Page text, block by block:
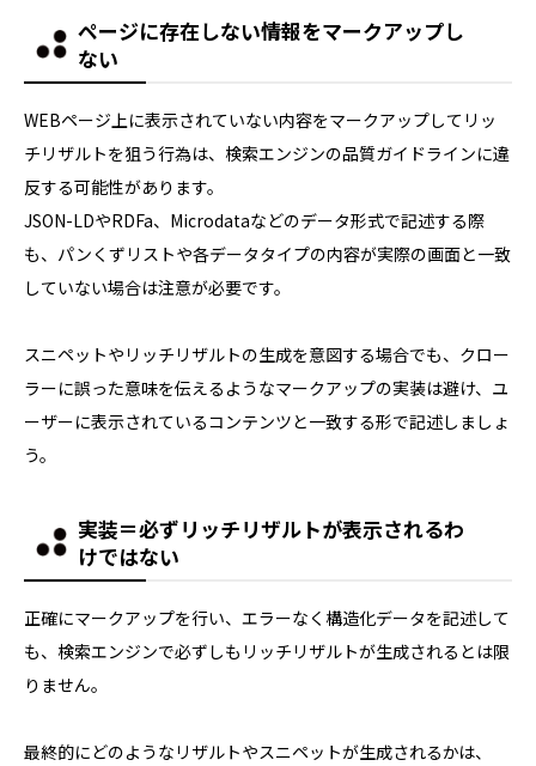
ページに存在しない情報をマークアップし
ない
WEBページ上に表示されていない内容をマークアップしてリッ
チリザルトを狙う行為は、検索エンジンの品質ガイドラインに違
反する可能性があります。
JSON-LDやRDFa、Microdataなどのデータ形式で記述する際
も、パンくずリストや各データタイプの内容が実際の画面と一致
していない場合は注意が必要です。
スニペットやリッチリザルトの生成を意図する場合でも、クロー
ラーに誤った意味を伝えるようなマークアップの実装は避け、ユ
ーザーに表示されているコンテンツと一致する形で記述しましょ
う。
実装＝必ずリッチリザルトが表示されるわ
けではない
正確にマークアップを行い、エラーなく構造化データを記述して
も、検索エンジンで必ずしもリッチリザルトが生成されるとは限
りません。
最終的にどのようなリザルトやスニペットが生成されるかは、